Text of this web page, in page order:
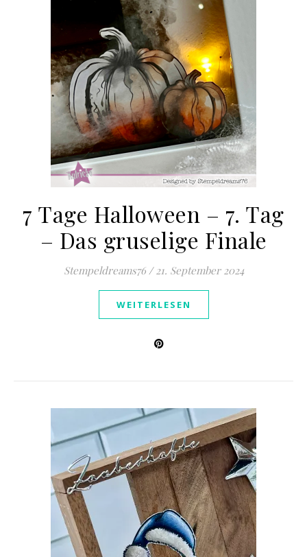
7 Tage Halloween – 7. Tag
– Das gruselige Finale
Stempeldreams76 / 21. September 2024
WEITERLESEN